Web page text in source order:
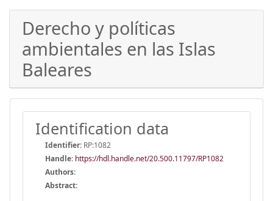
Derecho y políticas
ambientales en las Islas
Baleares
Identification data
Identifier: RP:1082
Handle: https://hdl.handle.net/20.500.11797/RP1082
Authors:
Abstract: